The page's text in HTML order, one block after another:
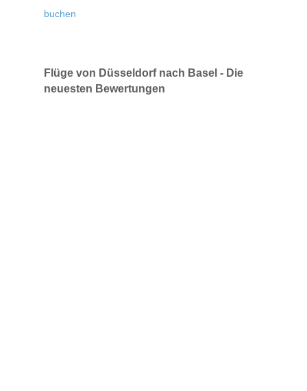
buchen
Flüge von Düsseldorf nach Basel - Die
neuesten Bewertungen